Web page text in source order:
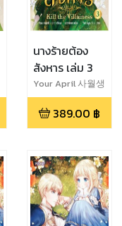
นางร้ายต้อง
สังหาร เล่ม 3
Your April 사월생
389.00 ฿